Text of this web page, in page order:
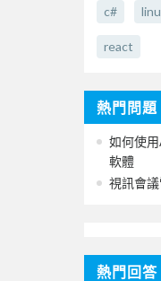
c#
react
熱門問題
如何使
軟體
視訊會
熱門回答